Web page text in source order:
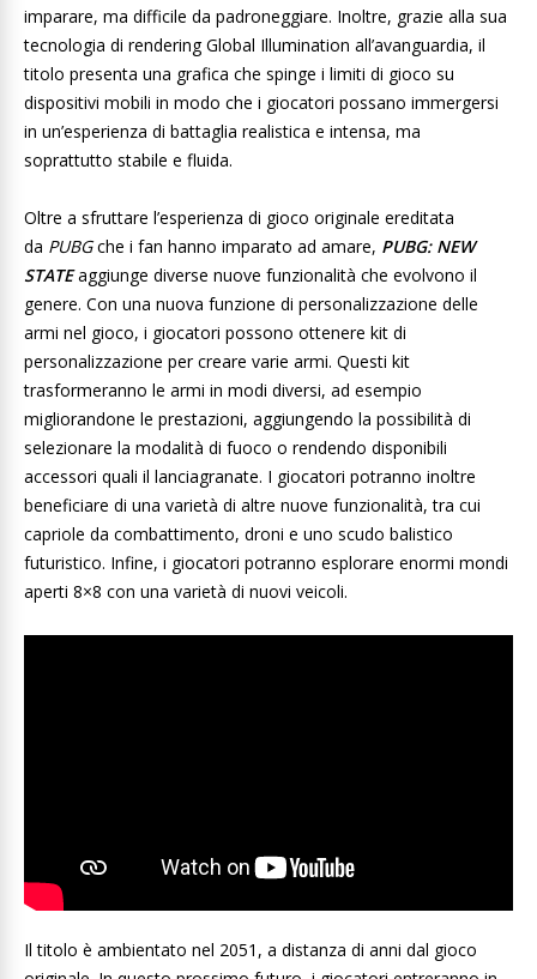
imparare, ma difficile da padroneggiare. Inoltre, grazie alla sua
tecnologia di rendering Global Illumination all’avanguardia, il
titolo presenta una grafica che spinge i limiti di gioco su
dispositivi mobili in modo che i giocatori possano immergersi
in un’esperienza di battaglia realistica e intensa, ma
soprattutto stabile e fluida.
Oltre a sfruttare l’esperienza di gioco originale ereditata
da PUBGche i fan hanno imparato ad amare, PUBG: NEW
STATEaggiunge diverse nuove funzionalità che evolvono il
genere. Con una nuova funzione di personalizzazione delle
armi nel gioco, i giocatori possono ottenere kit di
personalizzazione per creare varie armi. Questi kit
trasformeranno le armi in modi diversi, ad esempio
migliorandone le prestazioni, aggiungendo la possibilità di
selezionare la modalità di fuoco o rendendo disponibili
accessori quali il lanciagranate. I giocatori potranno inoltre
beneficiare di una varietà di altre nuove funzionalità, tra cui
capriole da combattimento, droni e uno scudo balistico
futuristico. Infine, i giocatori potranno esplorare enormi mondi
aperti 8×8 con una varietà di nuovi veicoli.
Il titolo è ambientato nel 2051, a distanza di anni dal gioco